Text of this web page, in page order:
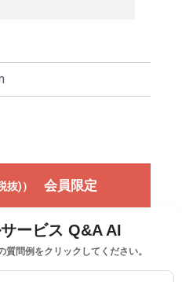
抜)） 会員限定
ービス Q&A AI
問例をクリックしてください。